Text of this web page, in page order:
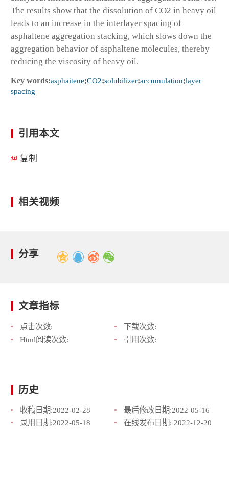
The results show that the dissolution of CO2 in heavy oil
leads to an increase in the interlayer spacing of
asphaltene aggregation stacking, which slows down the
aggregation behavior of asphaltene molecules, thereby
reducing the viscosity of heavy oil.
Key words:asphaitene;CO2;solubilizer;accumulation;layer
spacing
引用本文
复制
相关视频
分享
文章指标
点击次数:
下载次数:
Html阅读次数:
引用次数:
历史
收稿日期:2022-02-28 最后修改日期:2022-05-16
录用日期:2022-05-18 在线发布日期: 2022-12-20